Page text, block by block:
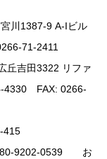
川1387-9 A-Iビル
71-2411
丘吉田3322 リファ
FAX: 0266-
415
080-9202-0539 お